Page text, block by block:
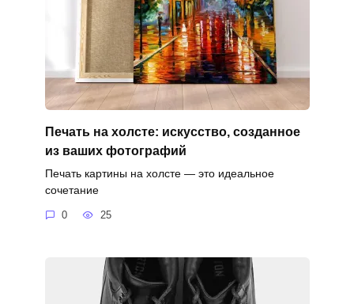
Печать на холсте: искусство, созданное
из ваших фотографий
Печать картины на холсте — это идеальное
сочетание
0 25